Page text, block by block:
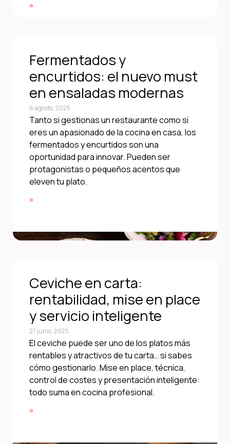
»
Fermentados y
encurtidos: el nuevo must
en ensaladas modernas
6 agosto, 2025
Tanto si gestionas un restaurante como si
eres un apasionado de la cocina en casa, los
fermentados y encurtidos son una
oportunidad para innovar. Pueden ser
protagonistas o pequeños acentos que
eleven tu plato.
»
Ceviche en carta:
rentabilidad, mise en place
y servicio inteligente
27 junio, 2025
El ceviche puede ser uno de los platos más
rentables y atractivos de tu carta… si sabes
cómo gestionarlo. Mise en place, técnica,
control de costes y presentación inteligente:
todo suma en cocina profesional.
»